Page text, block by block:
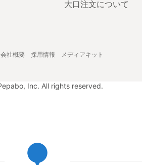
大口注文について
会社概要 採用情報 メディアキット
Inc. All rights reserved.